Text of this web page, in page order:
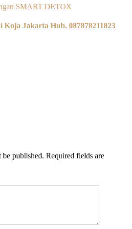
Koja Jakarta Hub. 087878211823
published. Required fields are